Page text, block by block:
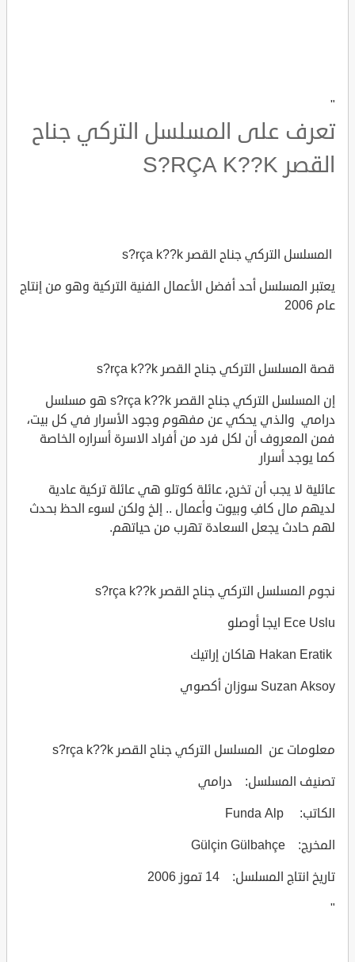
"
تعرف على المسلسل التركي جناح
القصر S?RÇA K??K
المسلسل التركي جناح القصر s?rça k??k
يعتبر المسلسل أحد أفضل الأعمال الفنية التركية وهو من إنتاج
عام 2006
قصة المسلسل التركي جناح القصر s?rça k??k
إن المسلسل التركي جناح القصر s?rça k??k هو مسلسل
درامي والذي يحكي عن مفهوم وجود الأسرار في كل بيت،
فمن المعروف أن لكل فرد من أفراد الاسرة أسراره الخاصة
كما يوجد أسرار
عائلية لا يجب أن تخرج، عائلة كوتلو هي عائلة تركية عادية
لديهم مال كافِ وبيوت وأعمال .. إلخ ولكن لسوء الحظ بحدث
لهم حادث يجعل السعادة تهرب من حياتهم.
نجوم المسلسل التركي جناح القصر s?rça k??k
Ece Uslu ايجا أوصلو
Suzan Aksoy سوزان أكصوي
معلومات عن المسلسل التركي جناح القصر s?rça k??k
تصنيف المسلسل: درامي
الكاتب: Funda Alp
المخرج: Gülçin Gülbahçe
تاريخ انتاج المسلسل: 14 تموز 2006
"